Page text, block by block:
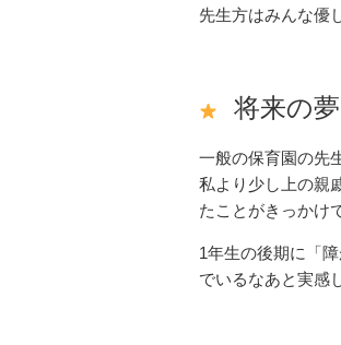
先生方はみんな優
将来の夢
一般の保育園の先
私より少し上の親
たことがきっかけ
1年生の後期に「
でいるなあと実感